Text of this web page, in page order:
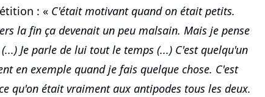
: « C'était motivant quand on était petits.
la fin ça devenait un peu malsain. Mais je pense
Je parle de lui tout le temps (...) C'est quelqu'un
en exemple quand je fais quelque chose. C'est
qu'on était vraiment aux antipodes tous les deux.